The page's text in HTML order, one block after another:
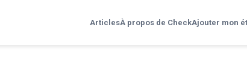
ArticlesÀ propos de CheckAjouter mon